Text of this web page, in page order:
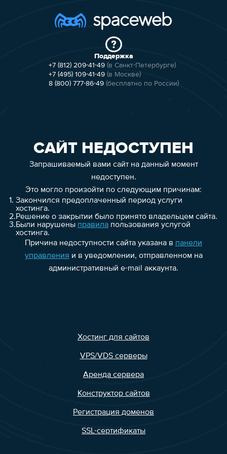
Поддержка
+7 (812) 209-41-49 (в Санкт-Петербурге)
+7 (495) 109-41-49 (в Москве)
8 (800) 777-86-49 (бесплатно по России)
САЙТ НЕДОСТУПЕН
Запрашиваемый вами сайт на данный момент
недоступен.
Это могло произойти по следующим причинам:
1. Закончился предоплаченный период услуги
хостинга.
2.Решение о закрытии было принято владельцем сайта.
3.Были нарушены правилапользования услугой
хостинга.
Причина недоступности сайта указана в панели
управления и в уведомлении, отправленном на
административный e-mail аккаунта.
Хостинг для сайтов
VPS/VDS серверы
Аренда сервера
Конструктор сайтов
Регистрация доменов
SSL-сертификаты